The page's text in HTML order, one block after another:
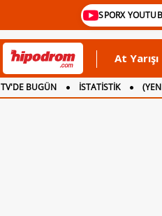
SPORX
At Yarışı
TV'DE BUGÜN İSTATİSTİK